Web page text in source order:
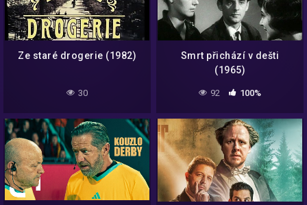
Ze staré drogerie (1982)
30
Smrt přichází v dešti
(1965)
92 100%